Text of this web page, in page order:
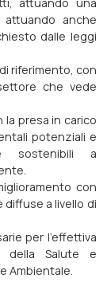
anche
dalle leggi
riferimento, con
che vede
presa in carico
potenziali e
sostenibili a
con
a livello di
per l’effettiva
della Salute e
Ambientale.